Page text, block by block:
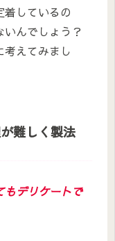
着しているの
んでしょう？
考えてみまし
難しく製法
もデリケートで